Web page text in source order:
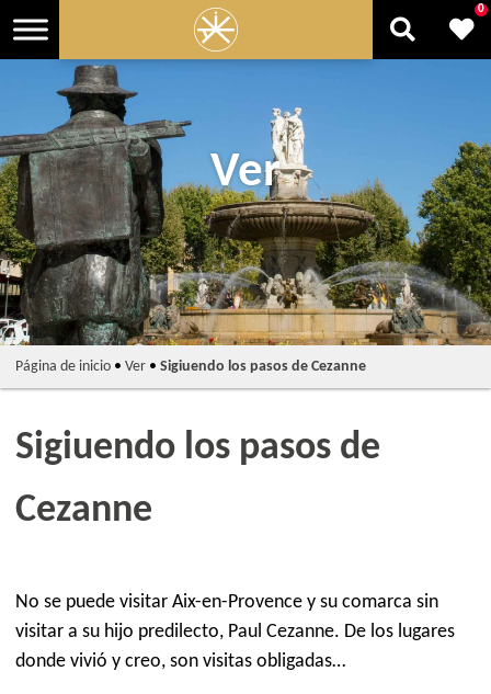
Ver
0
Página de inicio• Ver• Sigiuendo los pasos de Cezanne
Sigiuendo los pasos de
Cezanne
No se puede visitar Aix-en-Provence y su comarca sin
visitar a su hijo predilecto, Paul Cezanne. De los lugares
donde vivió y creo, son visitas obligadas…